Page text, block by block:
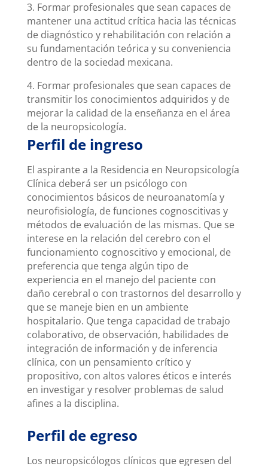
3. Formar profesionales que sean capaces de
mantener una actitud crítica hacia las técnicas
de diagnóstico y rehabilitación con relación a
su fundamentación teórica y su conveniencia
dentro de la sociedad mexicana.
4. Formar profesionales que sean capaces de
transmitir los conocimientos adquiridos y de
mejorar la calidad de la enseñanza en el área
de la neuropsicología.
Perfil de ingreso
El aspirante a la Residencia en Neuropsicología
Clínica deberá ser un psicólogo con
conocimientos básicos de neuroanatomía y
neurofisiología, de funciones cognoscitivas y
métodos de evaluación de las mismas. Que se
interese en la relación del cerebro con el
funcionamiento cognoscitivo y emocional, de
preferencia que tenga algún tipo de
experiencia en el manejo del paciente con
daño cerebral o con trastornos del desarrollo y
que se maneje bien en un ambiente
hospitalario. Que tenga capacidad de trabajo
colaborativo, de observación, habilidades de
integración de información y de inferencia
clínica, con un pensamiento crítico y
propositivo, con altos valores éticos e interés
en investigar y resolver problemas de salud
afines a la disciplina.
Perfil de egreso
Los neuropsicólogos clínicos que egresen del